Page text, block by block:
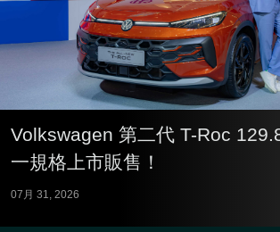
Volkswagen 第二代 T-Roc
一規格上市販售！
07月 31, 2026